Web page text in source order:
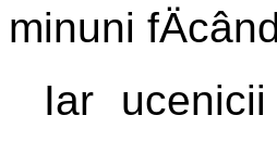
minuni
Iar